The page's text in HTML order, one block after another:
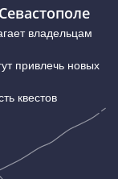
владельцам
привлечь новых
квестов